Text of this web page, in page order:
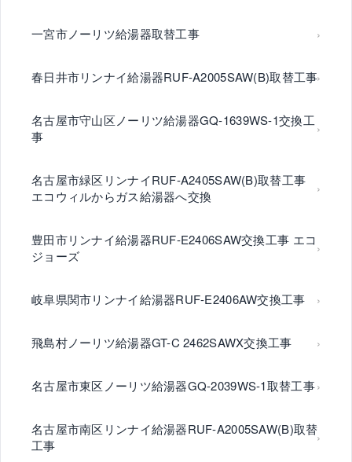
一宮市ノーリツ給湯器取替工事
春日井市リンナイ給湯器RUF-A2005SAW(B)取替工事
名古屋市守山区ノーリツ給湯器GQ-1639WS-1交換工
事
名古屋市緑区リンナイRUF-A2405SAW(B)取替工事
エコウィルからガス給湯器へ交換
豊田市リンナイ給湯器RUF-E2406SAW交換工事 エコ
ジョーズ
岐阜県関市リンナイ給湯器RUF-E2406AW交換工事
飛島村ノーリツ給湯器GT-C 2462SAWX交換工事
名古屋市東区ノーリツ給湯器GQ-2039WS-1取替工事
名古屋市南区リンナイ給湯器RUF-A2005SAW(B)取替
工事